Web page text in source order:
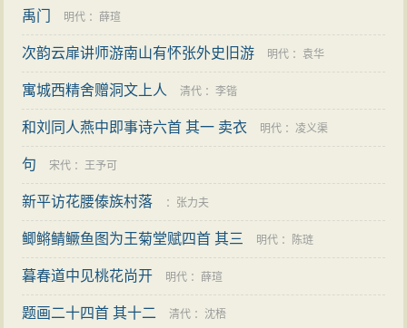
禹门 明代 ： 薛瑄
次韵云扉讲师游南山有怀张外史旧游 明代 ： 袁华
寓城西精舍赠洞文上人 清代 ：李锴
和刘同人燕中即事诗六首 其一 卖衣 明代 ：凌义渠
句 宋代 ：王予可
新平访花腰傣族村落 ： 张力夫
鲫鳉鲭鳜鱼图为王菊堂赋四首 其三 明代 ： 陈琏
暮春道中见桃花尚开 明代 ： 薛瑄
题画二十四首 其十二 清代 ： 沈梧